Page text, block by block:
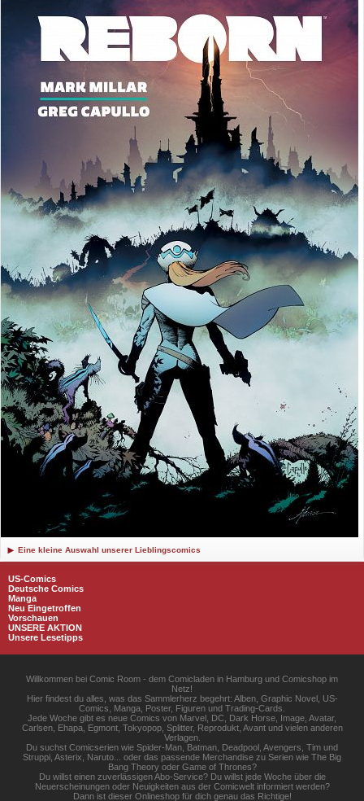
Eine kleine Auswahl unserer Lieblingscomics
US-Comics
Deutsche Comics
Manga
Neu Eingetroffen
Vorschauen
UNSERE AKTION
Unsere Lesetipps
Willkommen bei Comic Room - dem Comicladen in Hamburg und Comicshop im
Netz!
Hier findest du alles, was das Sammlerherz begehrt: Alben, Graphic Novel, US-
Comics, Manga, Poster, Figuren und Trading-Cards.
Jede Woche gibt es neue Comics von Marvel, DC, Dark Horse, Image, Avatar,
Carlsen, Ehapa, Egmont, Tokyopop, Splitter, Reprodukt, Avant und vielen anderen
Verlagen.
Du suchst Comicserien wie Spider-Man, Batman, Deadpool, Avengers, Tim und
Struppi, Asterix, Naruto... oder das passende Merchandise zu Serien wie The Big
Bang Theory oder Game of Thrones?
Du willst einen zuverlässigen Abo-Service? Du willst jede Woche über die
Neuerscheinungen oder Neuigkeiten aus der Comicwelt informiert werden?
Dann ist dieser Onlineshop für dich genau das Richtige!